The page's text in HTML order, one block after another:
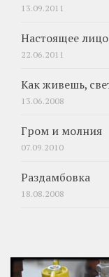
13.09.2011
Настоящее
22.06.2011
Как живешь,
13.06.2008
Гром и молния
07.09.2010
Раздамбовка
18.08.2008